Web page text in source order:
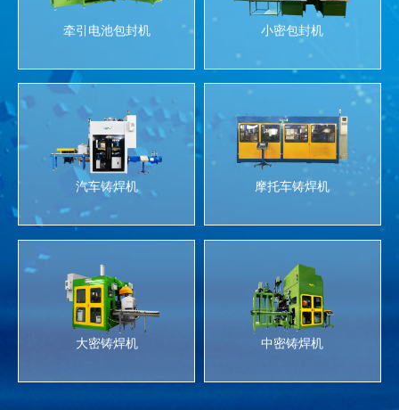
牵引电池包封机 小密包封机
汽车铸焊机 摩托车铸焊机
大密铸焊机 中密铸焊机